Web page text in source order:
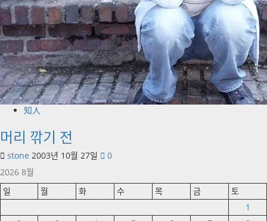
知人
머리 깎기 전
stone 2003년 10월 27일
0
2026 8월
일
월 화 수 목 금
토
1